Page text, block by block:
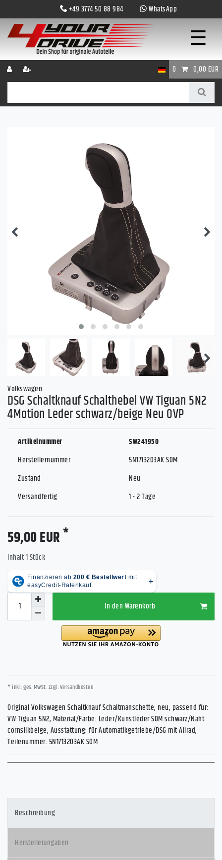
+49 3774 50 88 984 WhatsApp
☰
0 0,00 EUR
Volkswagen
DSG Schaltknauf Schalthebel VW Tiguan 5N2
4Motion Leder schwarz/beige Neu OVP
Artikelnummer
Herstellernummer
Zustand
Versandfertig
SW241950
5N1713203AK S0M
Neu
1 - 2 Tage
59,00 EUR *
Inhalt1Stück
In den Warenkorb
* inkl. ges. MwSt. zzgl.Versandkosten
Original Volkswagen Schaltknauf Schaltmanschette, neu, passend für:
VW Tiguan 5N2, Material/Farbe: Leder/Kunstleder S0M schwarz/Naht
cornsilkbeige, Ausstattung: für Automatikgetriebe/DSG mit Allrad,
Teilenummer: 5N1713203AK S0M
Beschreibung
Herstellerangaben